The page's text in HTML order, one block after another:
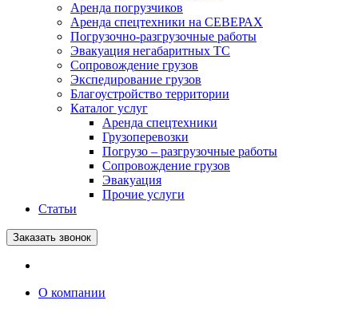
Аренда погрузчиков
Аренда спецтехники на СЕВЕРАХ
Погрузочно-разгрузочные работы
Эвакуация негабаритных ТС
Сопровождение грузов
Экспедирование грузов
Благоустройство территории
Каталог услуг
Аренда спецтехники
Грузоперевозки
Погрузо – разгрузочные работы
Сопровождение грузов
Эвакуация
Прочие услуги
Статьи
Заказать звонок
О компании